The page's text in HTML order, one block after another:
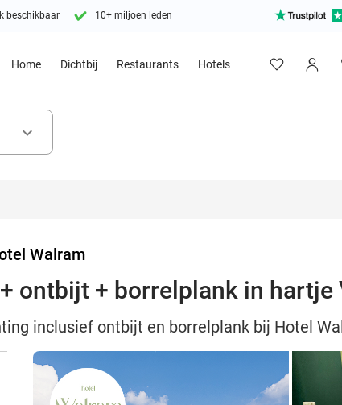
beschikbaar 10+ miljoen leden
Home Dichtbij Restaurants Hotels
keyboard_arrow_down
Walram
ontbijt + borrelplank in hartje
inclusief ontbijt en borrelplank bij Hotel